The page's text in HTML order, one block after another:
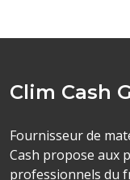
Clim Cash
Fournisseur de
Cash propose aux
professionnels du